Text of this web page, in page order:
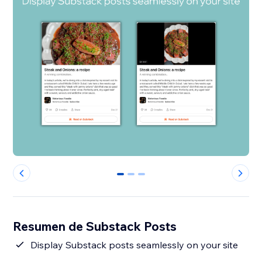
0 1 2
Resumen de Substack Posts
Display Substack posts seamlessly on your site